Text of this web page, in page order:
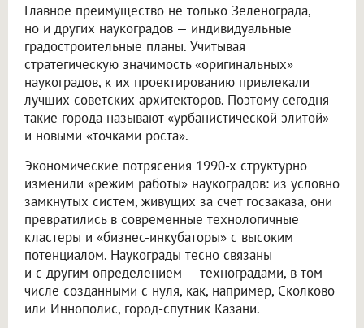
Главное преимущество не только Зеленограда,
но и других наукоградов — индивидуальные
градостроительные планы. Учитывая
стратегическую значимость «оригинальных»
наукоградов, к их проектированию привлекали
лучших советских архитекторов. Поэтому сегодня
такие города называют «урбанистической элитой»
и новыми «точками роста».
Экономические потрясения 1990-х структурно
изменили «режим работы» наукоградов: из условно
замкнутых систем, живущих за счет госзаказа, они
превратились в современные технологичные
кластеры и «бизнес-инкубаторы» с высоким
потенциалом. Наукограды тесно связаны
и с другим определением — техноградами, в том
числе созданными с нуля, как, например, Сколково
или Иннополис, город-спутник Казани.